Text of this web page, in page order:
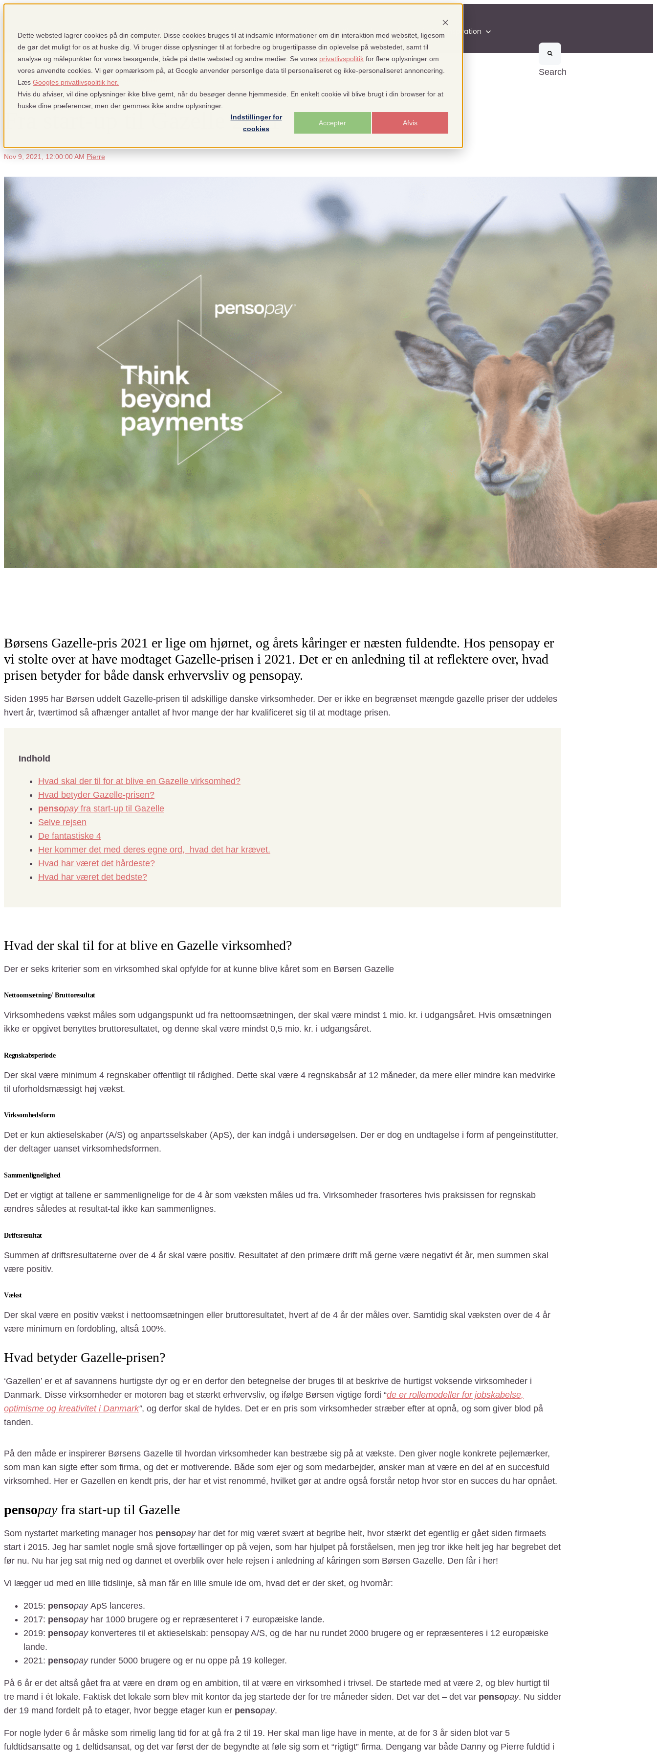
Dette websted lagrer cookies på din computer. Disse cookies bruges til at indsamle informationer om din interaktion med websitet, ligesom
de gør det muligt for os at huske dig. Vi bruger disse oplysninger til at forbedre og brugertilpasse din oplevelse på webstedet, samt til
analyse og målepunkter for vores besøgende, både på dette websted og andre medier. Se vores privatlivspolitik for flere oplysninger om
vores anvendte cookies. Vi gør opmærksom på, at Google anvender personlige data til personaliseret og ikke-personaliseret annoncering.
Læs Googles privatlivspolitik her.
Hvis du afviser, vil dine oplysninger ikke blive gemt, når du besøger denne hjemmeside. En enkelt cookie vil blive brugt i din browser for at
huske dine præferencer, men der gemmes ikke andre oplysninger.
Indstillinger for
cookies
Accepter Afvis
Show submenu for Hvorfor pensopay Hvorfor pensopay Show submenu for Inspiration Inspiration
Sign up Show submenu for Hjælp Hjælp Show submenu for translations Search
Nyheder: Fra pensopay og betalingsindustrien
Fra start-up til Gazelle 2021
Nov 9, 2021, 12:00:00 AM Pierre
Børsens Gazelle-pris 2021 er lige om hjørnet, og årets kåringer er næsten fuldendte. Hos pensopay er
vi stolte over at have modtaget Gazelle-prisen i 2021. Det er en anledning til at reflektere over, hvad
prisen betyder for både dansk erhvervsliv og pensopay.
Siden 1995 har Børsen uddelt Gazelle-prisen til adskillige danske virksomheder. Der er ikke en begrænset mængde gazelle priser der uddeles
hvert år, tværtimod så afhænger antallet af hvor mange der har kvalificeret sig til at modtage prisen.
Indhold
Hvad skal der til for at blive en Gazelle virksomhed?
Hvad betyder Gazelle-prisen?
pensopayfra start-up til Gazelle
Selve rejsen
De fantastiske 4
Her kommer det med deres egne ord, hvad det har krævet.
Hvad har været det hårdeste?
Hvad har været det bedste?
Hvad der skal til for at blive en Gazelle virksomhed?
Der er seks kriterier som en virksomhed skal opfylde for at kunne blive kåret som en Børsen Gazelle
Nettoomsætning/ Bruttoresultat
Virksomhedens vækst måles som udgangspunkt ud fra nettoomsætningen, der skal være mindst 1 mio. kr. i udgangsåret. Hvis omsætningen
ikke er opgivet benyttes bruttoresultatet, og denne skal være mindst 0,5 mio. kr. i udgangsåret.
Regnskabsperiode
Der skal være minimum 4 regnskaber offentligt til rådighed. Dette skal være 4 regnskabsår af 12 måneder, da mere eller mindre kan medvirke
til uforholdsmæssigt høj vækst.
Virksomhedsform
Det er kun aktieselskaber (A/S) og anpartsselskaber (ApS), der kan indgå i undersøgelsen. Der er dog en undtagelse i form af pengeinstitutter,
der deltager uanset virksomhedsformen.
Sammenlignelighed
Det er vigtigt at tallene er sammenlignelige for de 4 år som væksten måles ud fra. Virksomheder frasorteres hvis praksissen for regnskab
ændres således at resultat-tal ikke kan sammenlignes.
Driftsresultat
Summen af driftsresultaterne over de 4 år skal være positiv. Resultatet af den primære drift må gerne være negativt ét år, men summen skal
være positiv.
Vækst
Der skal være en positiv vækst i nettoomsætningen eller bruttoresultatet, hvert af de 4 år der måles over. Samtidig skal væksten over de 4 år
være minimum en fordobling, altså 100%.
Hvad betyder Gazelle-prisen?
‘Gazellen’ er et af savannens hurtigste dyr og er en derfor den betegnelse der bruges til at beskrive de hurtigst voksende virksomheder i
Danmark. Disse virksomheder er motoren bag et stærkt erhvervsliv, og ifølge Børsen vigtige fordi “de er rollemodeller for jobskabelse,
optimisme og kreativitet i Danmark”, og derfor skal de hyldes. Det er en pris som virksomheder stræber efter at opnå, og som giver blod på
tanden.
På den måde er inspirerer Børsens Gazelle til hvordan virksomheder kan bestræbe sig på at vækste. Den giver nogle konkrete pejlemærker,
som man kan sigte efter som firma, og det er motiverende. Både som ejer og som medarbejder, ønsker man at være en del af en succesfuld
virksomhed. Her er Gazellen en kendt pris, der har et vist renommé, hvilket gør at andre også forstår netop hvor stor en succes du har opnået.
pensopayfra start-up til Gazelle
Som nystartet marketing manager hos pensopayhar det for mig været svært at begribe helt, hvor stærkt det egentlig er gået siden firmaets
start i 2015. Jeg har samlet nogle små sjove fortællinger op på vejen, som har hjulpet på forståelsen, men jeg tror ikke helt jeg har begrebet det
før nu. Nu har jeg sat mig ned og dannet et overblik over hele rejsen i anledning af kåringen som Børsen Gazelle. Den får i her!
Vi lægger ud med en lille tidslinje, så man får en lille smule ide om, hvad det er der sket, og hvornår:
2015: pensopayApS lanceres.
2017: pensopayhar 1000 brugere og er repræsenteret i 7 europæiske lande.
2019: pensopaykonverteres til et aktieselskab: pensopay A/S, og de har nu rundet 2000 brugere og er repræsenteres i 12 europæiske
lande.
2021: pensopayrunder 5000 brugere og er nu oppe på 19 kolleger.
På 6 år er det altså gået fra at være en drøm og en ambition, til at være en virksomhed i trivsel. De startede med at være 2, og blev hurtigt til
tre mand i ét lokale. Faktisk det lokale som blev mit kontor da jeg startede der for tre måneder siden. Det var det – det var pensopay. Nu sidder
der 19 mand fordelt på to etager, hvor begge etager kun er pensopay.
For nogle lyder 6 år måske som rimelig lang tid for at gå fra 2 til 19. Her skal man lige have in mente, at de for 3 år siden blot var 5
fuldtidsansatte og 1 deltidsansat, og det var først der de begyndte at føle sig som et “rigtigt” firma. Dengang var både Danny og Pierre fuldtid i